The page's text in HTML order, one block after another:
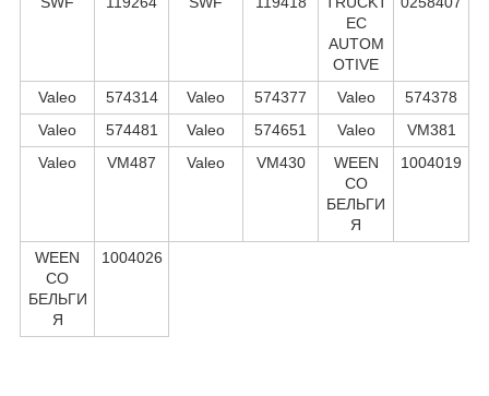
EC
AUTOM
OTIVE
Valeo 574314 Valeo 574377 Valeo
574378
Valeo
574481 Valeo 574651 Valeo
VM381
Valeo
VM487 Valeo VM430
WEEN
CO
БЕЛЬГИ
Я
1004019
WEEN
CO
БЕЛЬГИ
Я
1004026